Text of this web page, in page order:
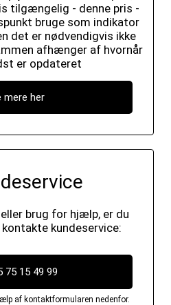
tilgængelig - denne pris -
bruge som indikator
det er nødvendigvis ikke
afhænger af hvornår
er opdateret
mere her
brug for hjælp, er du
kundeservice:
75 15 49 99
af kontaktformularen nedenfor.